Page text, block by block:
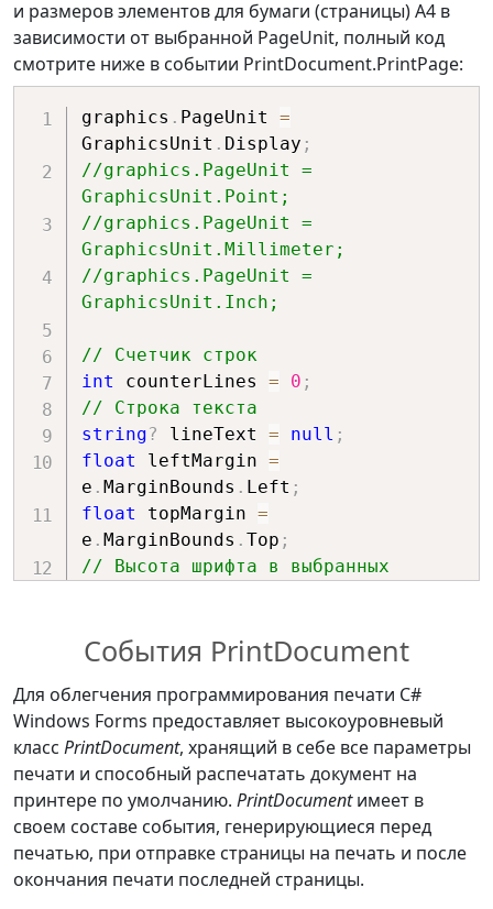
и размеров элементов для бумаги (страницы) А4 в
зависимости от выбранной PageUnit, полный код
смотрите ниже в событии PrintDocument.PrintPage:
graphics . PageUnit =
GraphicsUnit . Display ;
//graphics.PageUnit =
GraphicsUnit.Point;
//graphics.PageUnit =
GraphicsUnit.Millimeter;
//graphics.PageUnit =
GraphicsUnit.Inch;
// Счетчик строк
int counterLines = 0 ;
// Строка текста
string? lineText = null ;
float leftMargin =
e . MarginBounds . Left ;
float topMargin =
e . MarginBounds . Top ;
// Высота шрифта в выбранных
_printFont. GetHeight(graphics)
одной страницы.
float linesPerPage =
e.MarginBounds.Height /
fontHeight ;
Pen rectPen = new(Brushes.Red)
{
    Alignment
=
События PrintDocument
Для облегчения программирования печати C#
Windows Forms предоставляет высокоуровневый
класс PrintDocument, хранящий в себе все параметры
печати и способный распечатать документ на
принтере по умолчанию. PrintDocumentимеет в
своем составе события, генерирующиеся перед
печатью, при отправке страницы на печать и после
окончания печати последней страницы.